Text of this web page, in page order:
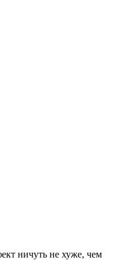
ничуть не хуже, чем